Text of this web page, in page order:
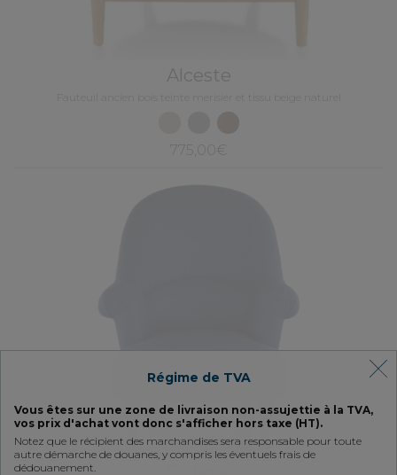
Alceste
Fauteuil ancien bois teinte merisier et tissu beige naturel
775,00€
Régime de TVA
Vous êtes sur une zone de livraison non-assujettie à la TVA,
vos prix d'achat vont donc s'afficher hors taxe (HT).
Notez que le récipient des marchandises sera responsable pour toute
autre démarche de douanes, y compris les éventuels frais de
dédouanement.